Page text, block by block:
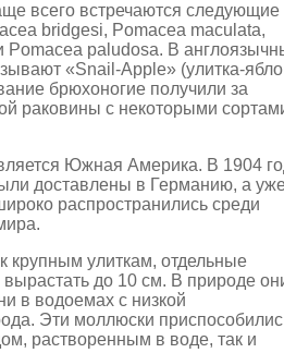
всего встречаются следующие
bridgesi, Pomacea maculata,
Pomacea paludosa. В
«Snail-Apple» (улитка-
брюхоногие получили за
раковины с некоторыми
Южная Америка. В 1904
доставлены в Германию, а
распространились среди
крупным улиткам, отдельные
до 10 см. В природе
в водоемах с низкой
Эти моллюски
растворенным в воде, так и